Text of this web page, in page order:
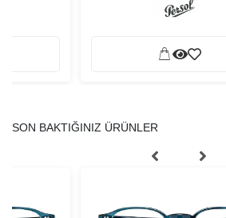
SON BAKTIĞINIZ ÜRÜNLER